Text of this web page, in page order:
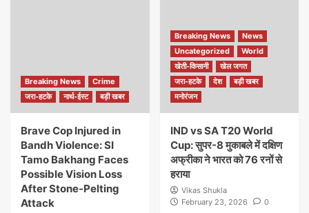
Breaking News
Crime
जरा-हटके
नार्थ-ईस्ट बड़ी खबर
Brave Cop Injured in
Bandh Violence: SI
Tamo Bakhang Faces
Possible Vision Loss
After Stone-Pelting
Attack
Breaking News
News
Uncategorized
World
खेती-किसानी
खेल जगत
जरा-हटके
देश
बड़ी खबर
मनोरंजन
IND vs SA T20 World
Cup: सुपर-8 मुकाबले में दक्षिण
अफ्रीका ने भारत को 76 रनों से
हराया
Vikas Shukla
February 23, 2026
0